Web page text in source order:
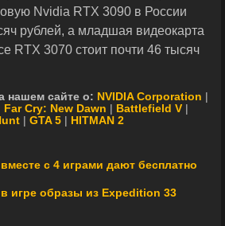
Nvidia RTX 3090 в России
рублей, а младшая видеокарта
RTX 3070 стоит почти 46 тысяч
нашем сайте о: NVIDIA Corporation
Far Cry: New Dawn Battlefield V
GTA 5
HITMAN 2
с 4 играми дают бесплатно
игре образы из Expedition 33